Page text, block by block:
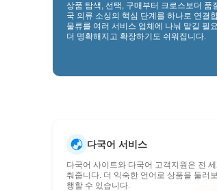
상품 탐색, 선택, 구매부터 크로스보더 품
국 의류 소싱의 핵심 단계를 하나로 연결
물류를 여러 서비스 업체에 나눠 맡길 필
더 명확해지고 확장하기도 쉬워집니다.
다국어 서비스
다국어 사이트와 다국어 고객지원은 전
춰줍니다. 더 익숙한 언어로 상품을 둘러
행할 수 있습니다.